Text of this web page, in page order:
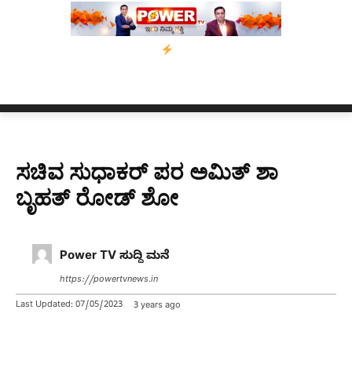
ಬೆಂಗಳೂರಿನಿಂದ ಅಸ್ಸಾಂ ಪ್ರವಾಹ ಸಂತ್ರಸ್ತರಿಗೆ ನೆರವು:
ಸಚಿವ ಸುಧಾಕರ್ ಪರ ಅಮಿತ್ ಶಾ
ಬೃಹತ್ ರೋಡ್ ಶೋ
Power TV ಸುದ್ದಿ ಮನೆ
https://powertvnews.in
Last Updated: 07/05/2023 3 years ago